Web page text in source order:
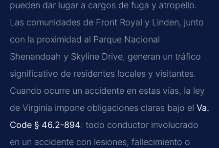
pueden dar lugar a cargos de fuga y atropello.
Las comunidades de Front Royal y Linden, junto
con la proximidad al Parque Nacional
Shenandoah y Skyline Drive, generan un tráfico
significativo de residentes locales y visitantes.
Cuando ocurre un accidente en estas vías, la ley
de Virginia impone obligaciones claras bajo el Va.
Code § 46.2-894: todo conductor involucrado
en un accidente con lesiones, fallecimiento o